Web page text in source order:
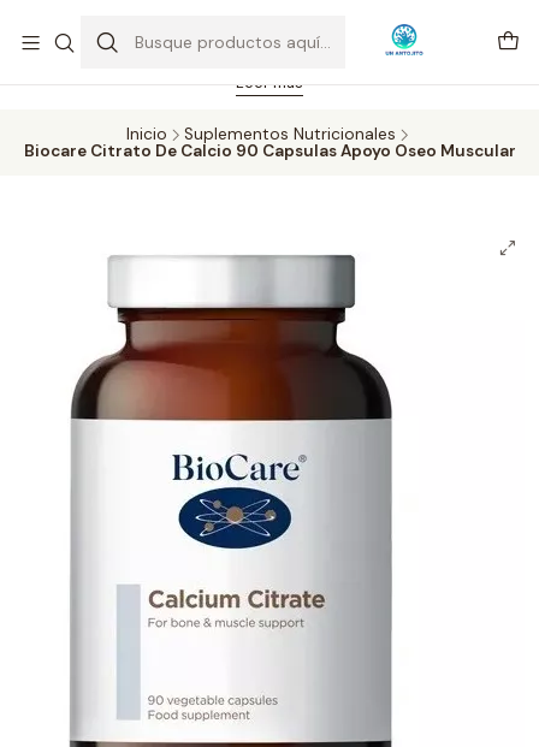
Feriado 21-05-2026 atención hasta las 14 hrs. Envío GRATIS mismo
día solo área Metropolitana Santiago por compras desde CLP 39.900.
Pedidos hasta 16 hrs., sábados y domingos hasta 14 hrs.
Leer más
Inicio
Suplementos Nutricionales
Biocare Citrato De Calcio 90 Capsulas Apoyo Oseo Muscular